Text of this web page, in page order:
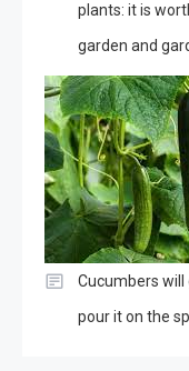
plants: it is
garden and
Cucumbers
pour it on the